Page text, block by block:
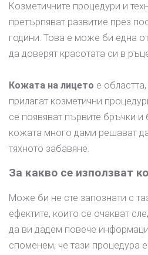
Козметичните процедури и
претърпяват развитие през
години. Това е може би една
да доверят красотата си в
Кожата на лицето е
прилагат козметични
се появяват първите бръчки и
кожата много дами решават
тяхното забавяне.
За какво се използват
Може би не сте запознати с
ефектите, които се очакват
да ви дадем повече
споменем, че тази процедура